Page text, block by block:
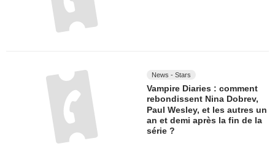
News - Stars
Vampire Diaries : comment
rebondissent Nina Dobrev,
Paul Wesley, et les autres un
an et demi après la fin de la
série ?